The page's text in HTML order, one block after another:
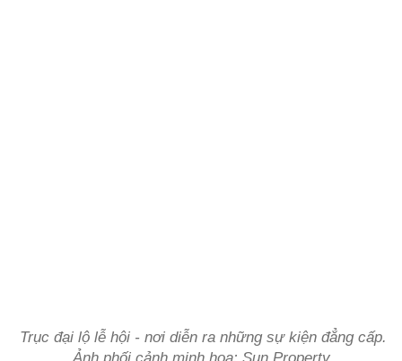
Trục đại lộ lễ hội - nơi diễn ra những sự kiện đẳng cấp.